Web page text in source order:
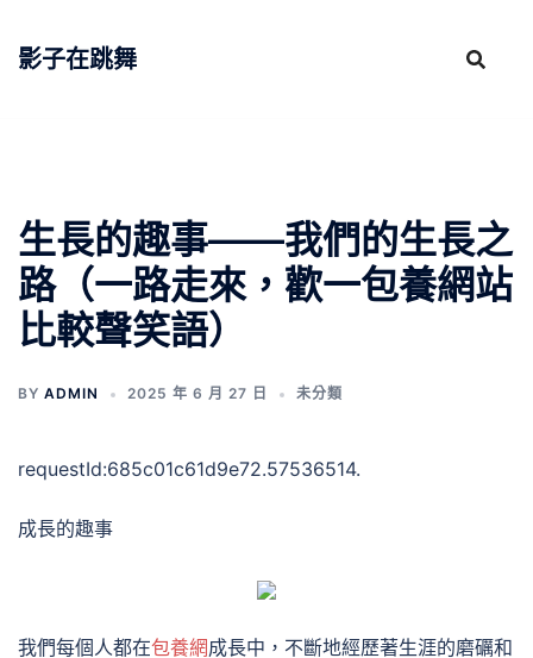
影子在跳舞
生長的趣事——我們的生長之
路（一路走來，歡一包養網站
比較聲笑語）
BY ADMIN 2025 年 6 月 27 日 未分類
requestId:685c01c61d9e72.57536514.
成長的趣事
我們每個人都在包養網成長中，不斷地經歷著生涯的磨礪和